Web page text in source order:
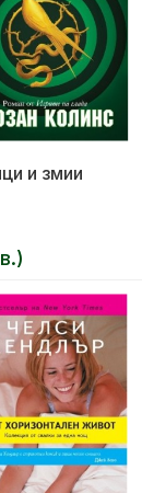
и змии